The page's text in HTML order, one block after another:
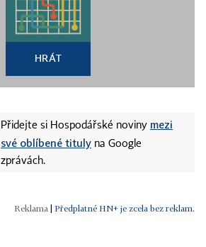
HRÁT
Přidejte si Hospodářské noviny mezi
své oblíbené tituly na Google
zprávách.
Předplatné HN+ je zcela bez reklam.